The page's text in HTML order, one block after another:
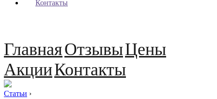
Контакты
ГлавнаяОтзывыЦены
АкцииКонтакты
Статьи ›